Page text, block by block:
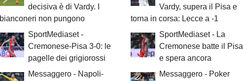
decisiva è di Vardy. I
bianconeri non pungono
Vardy, supera il Pisa e
torna in corsa: Lecce a -1
SportMediaset -
Cremonese-Pisa 3-0: le
pagelle dei grigiorossi
SportMediaset - La
Cremonese batte il Pisa
e spera ancora
Messaggero - Napoli-
Messaggero - Poker